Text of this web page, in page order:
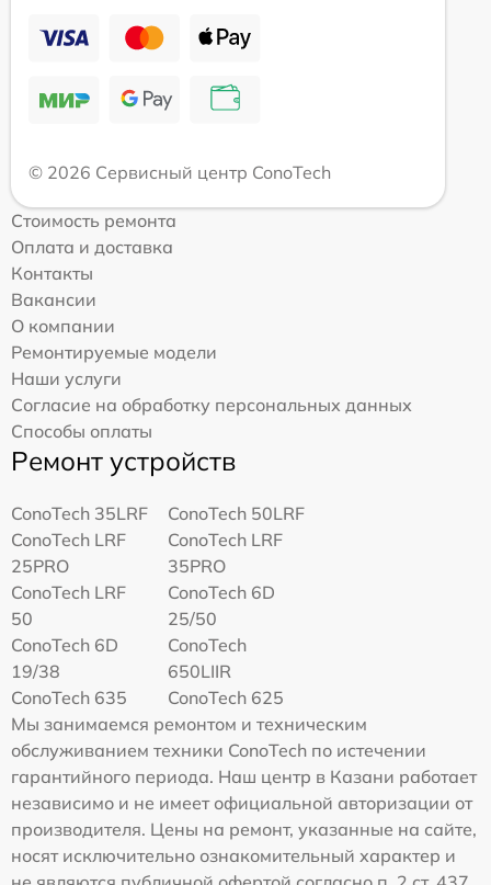
© 2026 Сервисный центр ConoTech
Стоимость ремонта
Оплата и доставка
Контакты
Вакансии
О компании
Ремонтируемые модели
Наши услуги
Согласие на обработку персональных данных
Способы оплаты
Ремонт устройств
ConoTech 35LRF
ConoTech 50LRF
ConoTech LRF
25PRO
ConoTech LRF
35PRO
ConoTech LRF
50
ConoTech 6D
25/50
ConoTech 6D
19/38
ConoTech
650LIIR
ConoTech 635
ConoTech 625
Мы занимаемся ремонтом и техническим
обслуживанием техники ConoTech по истечении
гарантийного периода. Наш центр в Казани работает
независимо и не имеет официальной авторизации от
производителя. Цены на ремонт, указанные на сайте,
носят исключительно ознакомительный характер и